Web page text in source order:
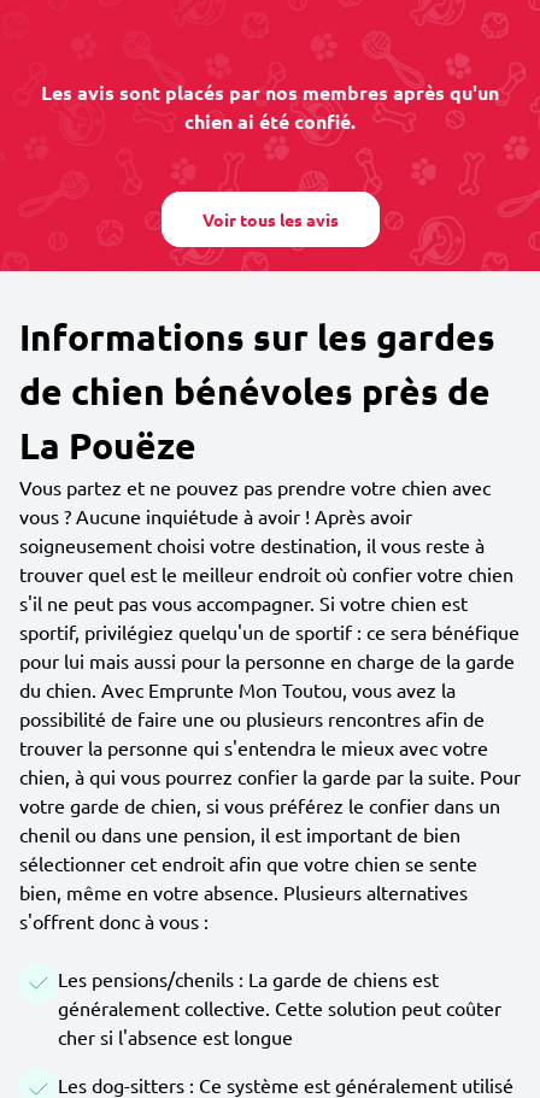
Les avis sont placés par nos membres après qu'un
chien ai été confié.
Voir tous les avis
Informations sur les gardes
de chien bénévoles près de
La Pouëze
Vous partez et ne pouvez pas prendre votre chien avec
vous ? Aucune inquiétude à avoir ! Après avoir
soigneusement choisi votre destination, il vous reste à
trouver quel est le meilleur endroit où confier votre chien
s'il ne peut pas vous accompagner. Si votre chien est
sportif, privilégiez quelqu'un de sportif : ce sera bénéfique
pour lui mais aussi pour la personne en charge de la garde
du chien. Avec Emprunte Mon Toutou, vous avez la
possibilité de faire une ou plusieurs rencontres afin de
trouver la personne qui s'entendra le mieux avec votre
chien, à qui vous pourrez confier la garde par la suite. Pour
votre garde de chien, si vous préférez le confier dans un
chenil ou dans une pension, il est important de bien
sélectionner cet endroit afin que votre chien se sente
bien, même en votre absence. Plusieurs alternatives
s'offrent donc à vous :
Les pensions/chenils : La garde de chiens est
généralement collective. Cette solution peut coûter
cher si l'absence est longue
Les dog-sitters : Ce système est généralement utilisé